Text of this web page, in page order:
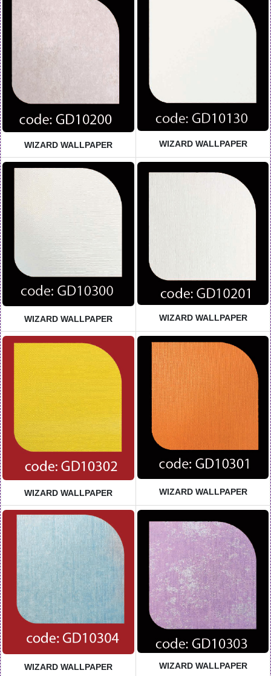
WIZARD WALLPAPER
WIZARD WALLPAPER
WIZARD WALLPAPER
WIZARD WALLPAPER
WIZARD WALLPAPER
WIZARD WALLPAPER
WIZARD WALLPAPER
WIZARD WALLPAPER